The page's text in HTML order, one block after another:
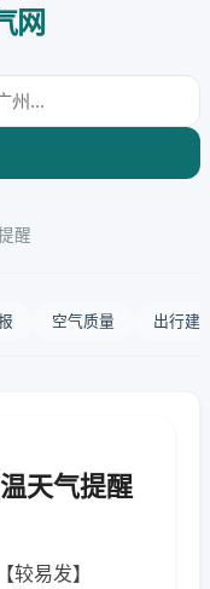
网
醒
空气质量 出行建
天气提醒
较易发】